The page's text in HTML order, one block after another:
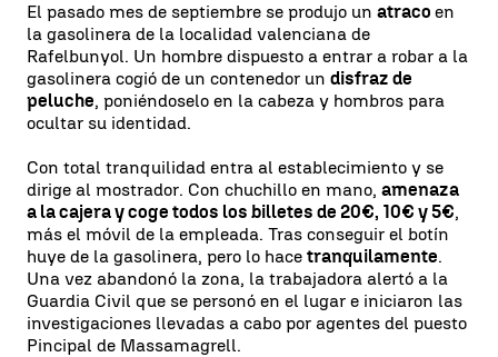
El pasado mes de septiembre se produjo un atraco en
la gasolinera de la localidad valenciana de
Rafelbunyol. Un hombre dispuesto a entrar a robar a la
gasolinera cogió de un contenedor un disfraz de
peluche, poniéndoselo en la cabeza y hombros para
ocultar su identidad.
Con total tranquilidad entra al establecimiento y se
dirige al mostrador. Con chuchillo en mano, amenaza
a la cajera y coge todos los billetes de 20€, 10€ y 5€,
más el móvil de la empleada. Tras conseguir el botín
huye de la gasolinera, pero lo hace tranquilamente.
Una vez abandonó la zona, la trabajadora alertó a la
Guardia Civil que se personó en el lugar e iniciaron las
investigaciones llevadas a cabo por agentes del puesto
Pincipal de Massamagrell.